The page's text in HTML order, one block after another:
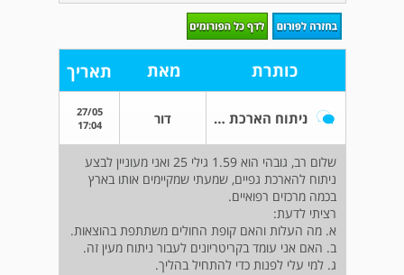
כותרת מאת תאריך
ניתוח הארכת גפיים דור
27/05
17:04
שלום רב, גובהי הוא 1.59 גילי 25 ואני מעוניין לבצע
ניתוח להארכת גפיים, שמעתי שמקיימים אותו בארץ
בכמה מרכזים רפואיים.
רציתי לדעת:
א. מה העלות והאם קופת החולים משתתפת בהוצאות.
ב. האם אני עומד בקריטריונים לעבור ניתוח מעין זה.
ג. למי עלי לפנות כדי להתחיל בהליך.